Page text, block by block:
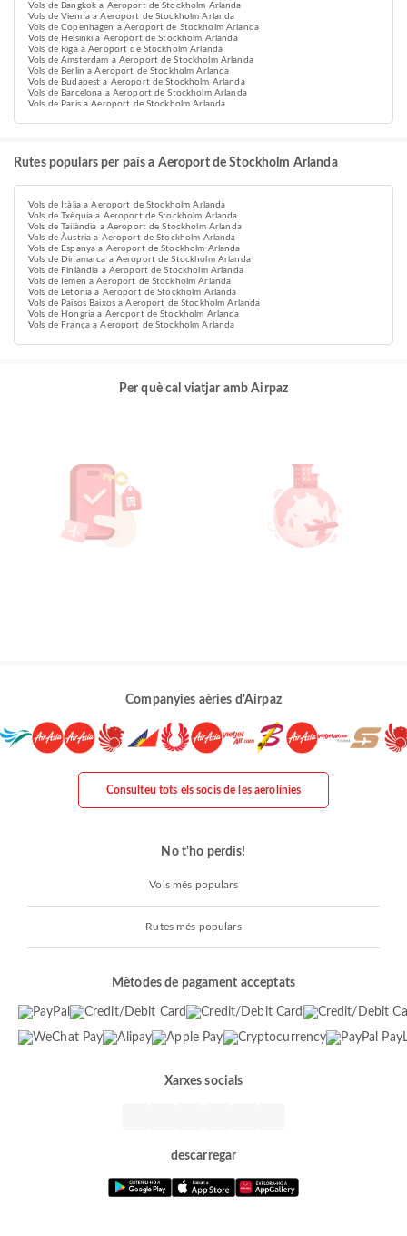
Vols de Bangkok a Aeroport de Stockholm Arlanda
Vols de Vienna a Aeroport de Stockholm Arlanda
Vols de Copenhagen a Aeroport de Stockholm Arlanda
Vols de Helsinki a Aeroport de Stockholm Arlanda
Vols de Rīga a Aeroport de Stockholm Arlanda
Vols de Amsterdam a Aeroport de Stockholm Arlanda
Vols de Berlin a Aeroport de Stockholm Arlanda
Vols de Budapest a Aeroport de Stockholm Arlanda
Vols de Barcelona a Aeroport de Stockholm Arlanda
Vols de Paris a Aeroport de Stockholm Arlanda
Rutes populars per país a Aeroport de Stockholm Arlanda
Vols de Itàlia a Aeroport de Stockholm Arlanda
Vols de Txèquia a Aeroport de Stockholm Arlanda
Vols de Tailàndia a Aeroport de Stockholm Arlanda
Vols de Àustria a Aeroport de Stockholm Arlanda
Vols de Espanya a Aeroport de Stockholm Arlanda
Vols de Dinamarca a Aeroport de Stockholm Arlanda
Vols de Finlàndia a Aeroport de Stockholm Arlanda
Vols de Iemen a Aeroport de Stockholm Arlanda
Vols de Letònia a Aeroport de Stockholm Arlanda
Vols de Països Baixos a Aeroport de Stockholm Arlanda
Vols de Hongria a Aeroport de Stockholm Arlanda
Vols de França a Aeroport de Stockholm Arlanda
Per què cal viatjar amb Airpaz
Companyies aèries d'Airpaz
Consulteu tots els socis de les aerolínies
No t'ho perdis!
Vols més populars
Rutes més populars
Mètodes de pagament acceptats
Xarxes socials
descarregar